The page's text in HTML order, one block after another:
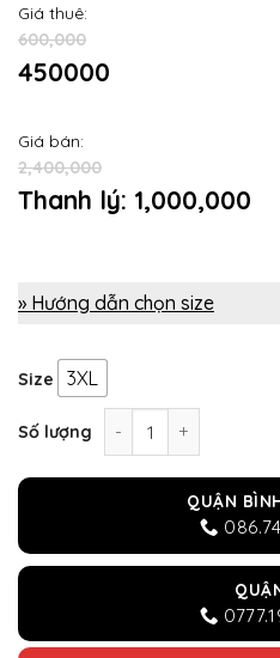
Giá thuê:
600,000
450000
Giá bán:
2,400,000
Thanh lý: 1,000,000
» Hướng dẫn chọn size
Size 3XL
Số lượng
QUẬN